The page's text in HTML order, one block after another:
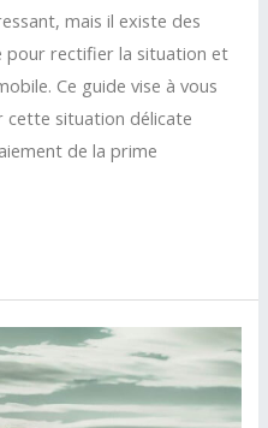
mais il existe des
pour rectifier la situation et
Ce guide vise à vous
cette situation délicate
de la prime